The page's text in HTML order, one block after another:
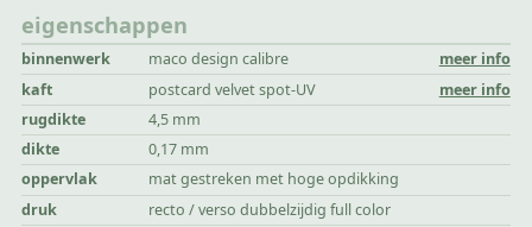
eigenschappen
binnenwerk maco design calibre
meer info
kaft
postcard velvet spot-UV
meer info
rugdikte
4,5 mm
dikte
0,17 mm
oppervlak
mat gestreken met hoge opdikking
druk
recto / verso dubbelzijdig full color